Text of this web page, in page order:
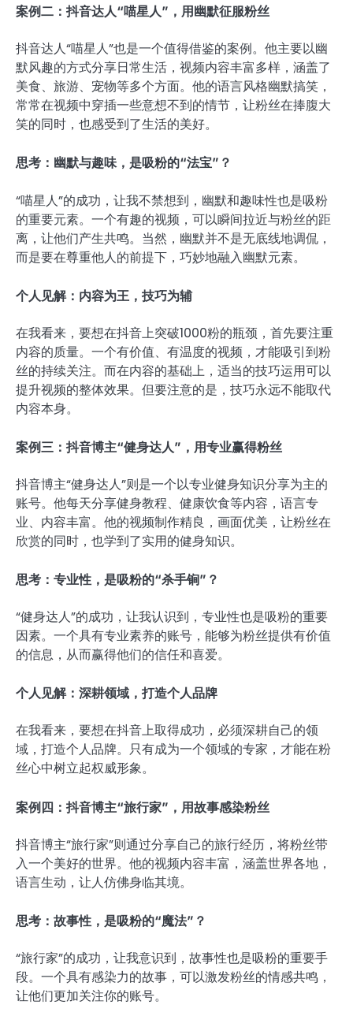
案例二：抖音达人“喵星人”，用幽默征服粉丝
抖音达人“喵星人”也是一个值得借鉴的案例。他主要以幽
默风趣的方式分享日常生活，视频内容丰富多样，涵盖了
美食、旅游、宠物等多个方面。他的语言风格幽默搞笑，
常常在视频中穿插一些意想不到的情节，让粉丝在捧腹大
笑的同时，也感受到了生活的美好。
思考：幽默与趣味，是吸粉的“法宝”？
“喵星人”的成功，让我不禁想到，幽默和趣味性也是吸粉
的重要元素。一个有趣的视频，可以瞬间拉近与粉丝的距
离，让他们产生共鸣。当然，幽默并不是无底线地调侃，
而是要在尊重他人的前提下，巧妙地融入幽默元素。
个人见解：内容为王，技巧为辅
在我看来，要想在抖音上突破1000粉的瓶颈，首先要注重
内容的质量。一个有价值、有温度的视频，才能吸引到粉
丝的持续关注。而在内容的基础上，适当的技巧运用可以
提升视频的整体效果。但要注意的是，技巧永远不能取代
内容本身。
案例三：抖音博主“健身达人”，用专业赢得粉丝
抖音博主“健身达人”则是一个以专业健身知识分享为主的
账号。他每天分享健身教程、健康饮食等内容，语言专
业、内容丰富。他的视频制作精良，画面优美，让粉丝在
欣赏的同时，也学到了实用的健身知识。
思考：专业性，是吸粉的“杀手锏”？
“健身达人”的成功，让我认识到，专业性也是吸粉的重要
因素。一个具有专业素养的账号，能够为粉丝提供有价值
的信息，从而赢得他们的信任和喜爱。
个人见解：深耕领域，打造个人品牌
在我看来，要想在抖音上取得成功，必须深耕自己的领
域，打造个人品牌。只有成为一个领域的专家，才能在粉
丝心中树立起权威形象。
案例四：抖音博主“旅行家”，用故事感染粉丝
抖音博主“旅行家”则通过分享自己的旅行经历，将粉丝带
入一个美好的世界。他的视频内容丰富，涵盖世界各地，
语言生动，让人仿佛身临其境。
思考：故事性，是吸粉的“魔法”？
“旅行家”的成功，让我意识到，故事性也是吸粉的重要手
段。一个具有感染力的故事，可以激发粉丝的情感共鸣，
让他们更加关注你的账号。